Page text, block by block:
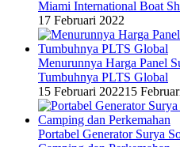
Miami International Boat
17 Februari 2022
Menurunnya Harga Panel
Tumbuhnya PLTS Global
15 Februari 202215
Portabel Generator Surya